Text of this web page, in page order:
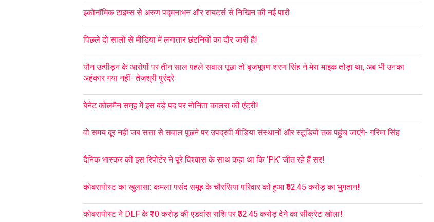
इकोनॉमिक टाइम्स से अरुण पद्मनाभन और रायटर्स से निखिन की नई पारी
पिछले दो सालों से मीडिया में लगातार छंटनियों का दौर जारी है!
यौन उत्पीड़न के आरोपों पर तीन साल पहले सवाल पूछा तो बृजभूषण शरण सिंह ने मेरा माइक तोड़ा था, अब भी उनका
अहंकार गया नहीं- तेजश्री पुरंदरे
बेनेट कोलमैन समूह में इस बड़े पद पर नोनिता कालरा की एंट्री!
वो समय दूर नहीं जब सत्ता से सवाल पूछने पर उपद्रवी मीडिया संस्थानों और स्टूडियो तक पहुंच जाएंगे- गरिमा सिंह
दैनिक भास्कर की इस रिपोर्टर ने पूरे विश्वास के साथ कहा था कि ‘PK’ जीत रहे हैं सर!
कोबरापोस्ट का खुलासा: कमला पसंद समूह के चौरसिया परिवार को हुआ ₹52.45 करोड़ का भुगतान!
कोबरापोस्ट ने DLF के ₹10 करोड़ की एडवांस राशि पर ₹52.45 करोड़ देने का सीक्रेट खोला!